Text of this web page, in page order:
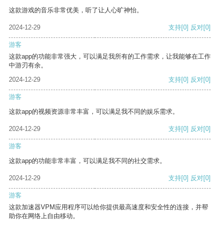
这款游戏的音乐非常优美，听了让人心旷神怡。
2024-12-29 支持[0] 反对[0]
游客
这款app的功能非常强大，可以满足我所有的工作需求，让我能够在工作
中游刃有余。
2024-12-29
支持[0] 反对[0]
游客
这款app的视频资源非常丰富，可以满足我不同的娱乐需求。
2024-12-29 支持[0] 反对[0]
游客
这款app的功能非常丰富，可以满足我不同的社交需求。
2024-12-29 支持[0] 反对[0]
游客
这款加速器VPM应用程序可以给你提供最高速度和安全性的连接，并帮
助你在网络上自由移动。